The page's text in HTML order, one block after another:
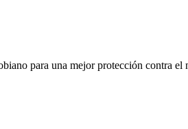
para una mejor protección contra